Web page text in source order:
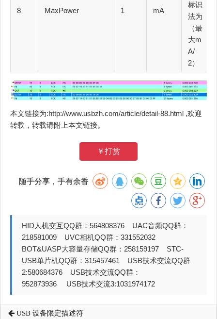
8 MaxPower 1 mA
标识
法为
（最
大m
A/
2）
本文链接为:http://www.usbzh.com/article/detail-88.html ,欢迎
转载，转载请附上本文链接。
￥打赏
随手分享，手有余香
HID人机交互QQ群：564808376 UAC音频QQ群：
218581009 UVC相机QQ群：331552032
BOT&UASP大容量存储QQ群：258159197 STC-
USB单片机QQ群：315457461 USB技术交流QQ群
2:580684376 USB技术交流QQ群：
952873936 USB技术交流3:1031974172
USB 设备限定描述符